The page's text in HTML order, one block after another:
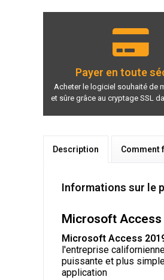
Payer en toute
Acheter le logiciel souhaité de
et sûre grâce au cryptage SSL
Description Comment
Informations sur le
Microsoft Access
Microsoft Access
l'entreprise
puissante et plus
application